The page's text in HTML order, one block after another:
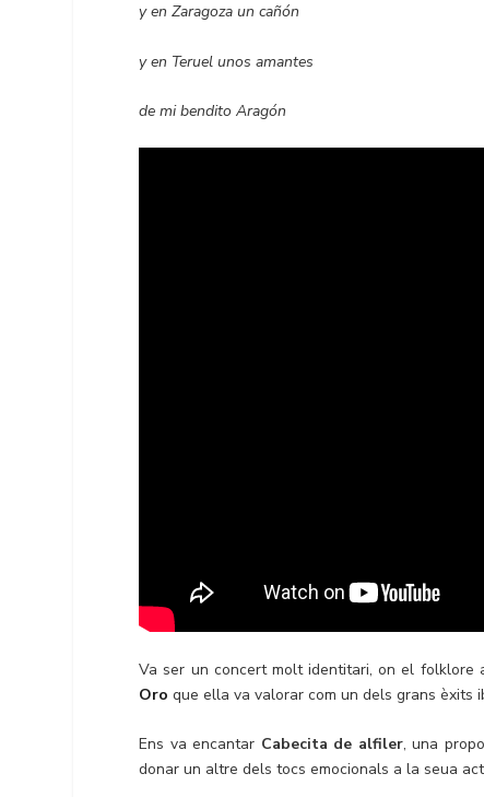
y en Zaragoza un cañón
y en Teruel unos amantes
de mi bendito Aragón
Va ser un concert molt identitari, on el folklore
Oro que ella va valorar com un dels grans èxits
Ens va encantar Cabecita de alfiler, una
donar un altre dels tocs emocionals a la seua